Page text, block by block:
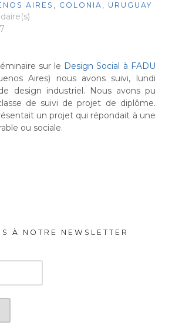
AIRES , COLONIA , URUGUAY
sur le Design Social à FADU
Aires) nous avons suivi, lundi
design industriel. Nous avons pu
de suivi de projet de diplôme.
un projet qui répondait à une
ou sociale.
À NOTRE NEWSLETTER